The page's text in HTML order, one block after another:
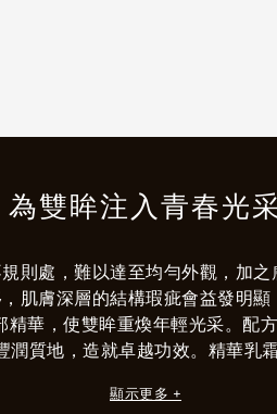
為雙眸注入青春光
則處，難以達至均勻外觀，加
肌膚深層的結構瑕疵會益發明顯
華，使雙眸重煥年輕光采。配
潤質地，造就卓越功效。精華乳
技瓶身隨附蘭鑽御光玉石能量
顯示更多 +